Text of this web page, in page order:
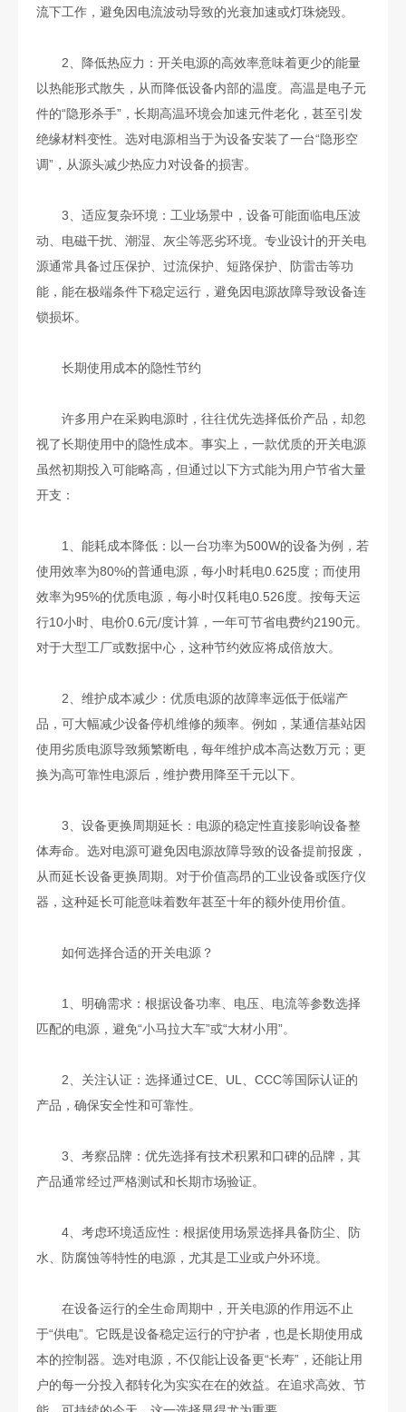
流下工作，避免因电流波动导致的光衰加速或灯珠烧毁。
2、降低热应力：开关电源的高效率意味着更少的能量
以热能形式散失，从而降低设备内部的温度。高温是电子元
件的“隐形杀手”，长期高温环境会加速元件老化，甚至引发
绝缘材料变性。选对电源相当于为设备安装了一台“隐形空
调”，从源头减少热应力对设备的损害。
3、适应复杂环境：工业场景中，设备可能面临电压波
动、电磁干扰、潮湿、灰尘等恶劣环境。专业设计的开关电
源通常具备过压保护、过流保护、短路保护、防雷击等功
能，能在极端条件下稳定运行，避免因电源故障导致设备连
锁损坏。
长期使用成本的隐性节约
许多用户在采购电源时，往往优先选择低价产品，却忽
视了长期使用中的隐性成本。事实上，一款优质的开关电源
虽然初期投入可能略高，但通过以下方式能为用户节省大量
开支：
1、能耗成本降低：以一台功率为500W的设备为例，若
使用效率为80%的普通电源，每小时耗电0.625度；而使用
效率为95%的优质电源，每小时仅耗电0.526度。按每天运
行10小时、电价0.6元/度计算，一年可节省电费约2190元。
对于大型工厂或数据中心，这种节约效应将成倍放大。
2、维护成本减少：优质电源的故障率远低于低端产
品，可大幅减少设备停机维修的频率。例如，某通信基站因
使用劣质电源导致频繁断电，每年维护成本高达数万元；更
换为高可靠性电源后，维护费用降至千元以下。
3、设备更换周期延长：电源的稳定性直接影响设备整
体寿命。选对电源可避免因电源故障导致的设备提前报废，
从而延长设备更换周期。对于价值高昂的工业设备或医疗仪
器，这种延长可能意味着数年甚至十年的额外使用价值。
如何选择合适的开关电源？
1、明确需求：根据设备功率、电压、电流等参数选择
匹配的电源，避免“小马拉大车”或“大材小用”。
2、关注认证：选择通过CE、UL、CCC等国际认证的
产品，确保安全性和可靠性。
3、考察品牌：优先选择有技术积累和口碑的品牌，其
产品通常经过严格测试和长期市场验证。
4、考虑环境适应性：根据使用场景选择具备防尘、防
水、防腐蚀等特性的电源，尤其是工业或户外环境。
在设备运行的全生命周期中，开关电源的作用远不止
于“供电”。它既是设备稳定运行的守护者，也是长期使用成
本的控制器。选对电源，不仅能让设备更“长寿”，还能让用
户的每一分投入都转化为实实在在的效益。在追求高效、节